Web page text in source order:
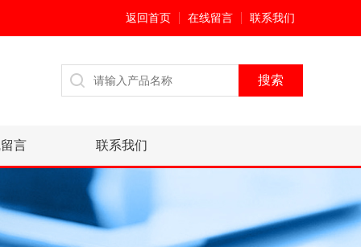
返回首页 在线留言 联系我们
言 联系我们